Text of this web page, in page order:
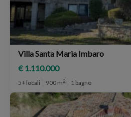
Villa Santa Maria Imbaro
€ 1.110.000
5+ locali 900 m2 1 bagno